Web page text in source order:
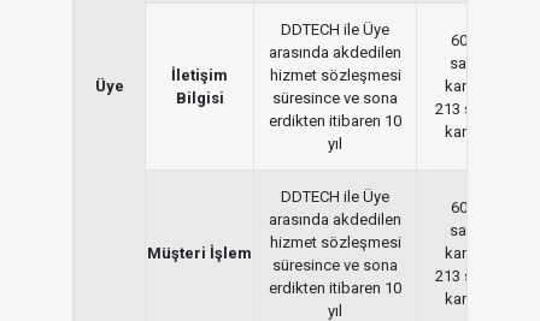
Üye
İletişim
Bilgisi
DDTECH ile Üye
arasında akdedilen
hizmet sözleşmesi
süresince ve sona
erdikten itibaren 10
yıl
6098
sayılı
kanun,
213 sayılı
kanun.
Müşteri İşlem
DDTECH ile Üye
arasında akdedilen
hizmet sözleşmesi
süresince ve sona
erdikten itibaren 10
yıl
6098
sayılı
kanun,
213 sayılı
kanun.